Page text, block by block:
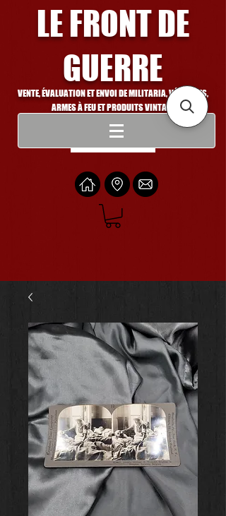
LE FRONT DE
GUERRE
VENTE, ÉVALUATION ET ENVOI DE MILITARIA, VÉHICULES,
ARMES À FEU ET PRODUITS VINTAGE
Se connecter